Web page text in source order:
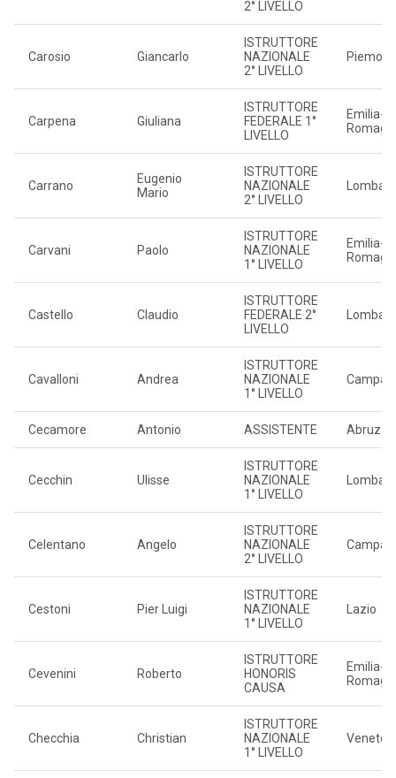
2° LIVELLO
Carosio Giancarlo
ISTRUTTORE
NAZIONALE
2° LIVELLO
Carpena Giuliana
ISTRUTTORE
FEDERALE 1°
LIVELLO
Emilia-
Carrano
Eugenio
Mario
ISTRUTTORE
NAZIONALE
2° LIVELLO
Carvani Paolo
ISTRUTTORE
NAZIONALE
1° LIVELLO
Emilia-
Castello Claudio
ISTRUTTORE
FEDERALE 2°
LIVELLO
Cavalloni Andrea
ISTRUTTORE
NAZIONALE
1° LIVELLO
Cecamore Antonio ASSISTENTE Abruzzo
Cecchin Ulisse
ISTRUTTORE
NAZIONALE
1° LIVELLO
Celentano Angelo
ISTRUTTORE
NAZIONALE
2° LIVELLO
Cestoni Pier Luigi
ISTRUTTORE
NAZIONALE
1° LIVELLO
Lazio
Cevenini Roberto
ISTRUTTORE
HONORIS
CAUSA
Emilia-
Checchia Christian
ISTRUTTORE
NAZIONALE
1° LIVELLO
Veneto